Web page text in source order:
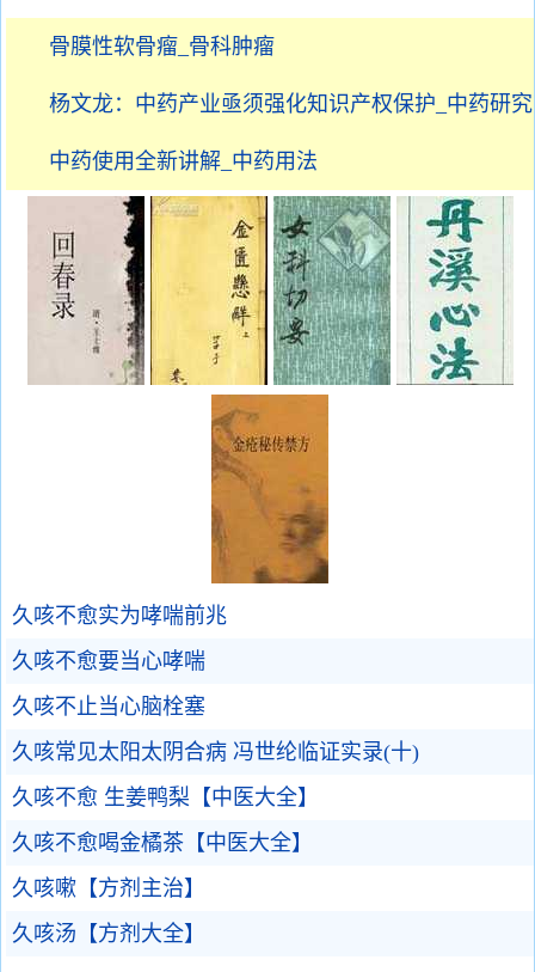
骨膜性软骨瘤_骨科肿瘤
杨文龙：中药产业亟须强化知识产权保护_中药研究
中药使用全新讲解_中药用法
久咳不愈实为哮喘前兆
久咳不愈要当心哮喘
久咳不止当心脑栓塞
久咳常见太阳太阴合病 冯世纶临证实录(十)
久咳不愈 生姜鸭梨【中医大全】
久咳不愈喝金橘茶【中医大全】
久咳嗽【方剂主治】
久咳汤【方剂大全】